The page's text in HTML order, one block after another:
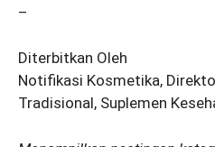
–
Diterbitkan Oleh
Notifikasi Kosmetika,
Tradisional, Suplemen